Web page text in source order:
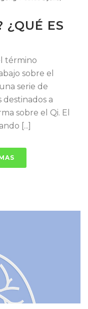
¿QUÉ ES
término
sobre el
serie de
destinados a
sobre el Qi. El
[...]